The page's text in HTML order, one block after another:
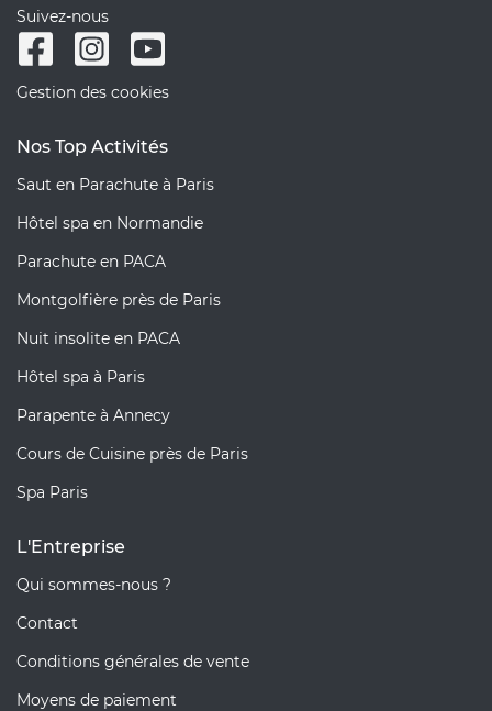
Suivez-nous
Gestion des cookies
Nos Top Activités
Saut en Parachute à Paris
Hôtel spa en Normandie
Parachute en PACA
Montgolfière près de Paris
Nuit insolite en PACA
Hôtel spa à Paris
Parapente à Annecy
Cours de Cuisine près de Paris
Spa Paris
L'Entreprise
Qui sommes-nous ?
Contact
Conditions générales de vente
Moyens de paiement